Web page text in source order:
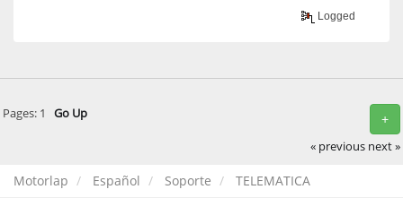
Logged
+
Pages: 1 Go Up
« previous next »
Motorlap Español Soporte TELEMATICA